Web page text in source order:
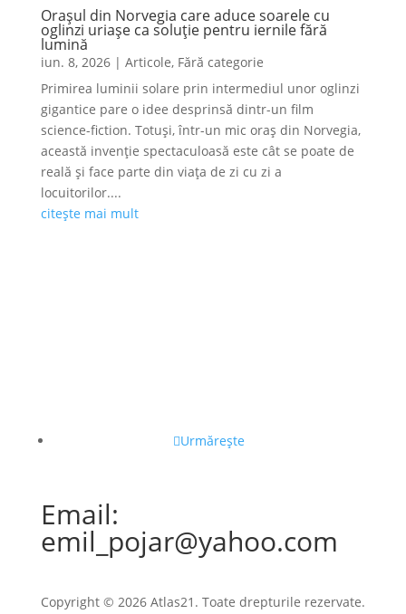
Orașul din Norvegia care aduce soarele cu
oglinzi uriașe ca soluție pentru iernile fără
lumină
iun. 8, 2026| Articole, Fără categorie
Primirea luminii solare prin intermediul unor oglinzi
gigantice pare o idee desprinsă dintr-un film
science-fiction. Totuși, într-un mic oraș din Norvegia,
această invenție spectaculoasă este cât se poate de
reală și face parte din viața de zi cu zi a
locuitorilor....
citește mai mult
Urmărește
Email:
emil_pojar@yahoo.com
Copyright © 2026 Atlas21. Toate drepturile rezervate.